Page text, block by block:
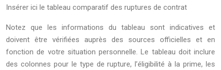
Insérer ici le tableau comparatif des ruptures de contrat
Notez que les informations du tableau sont indicatives et
doivent être vérifiées auprès des sources officielles et en
fonction de votre situation personnelle. Le tableau doit inclure
des colonnes pour le type de rupture, l’éligibilité à la prime, les